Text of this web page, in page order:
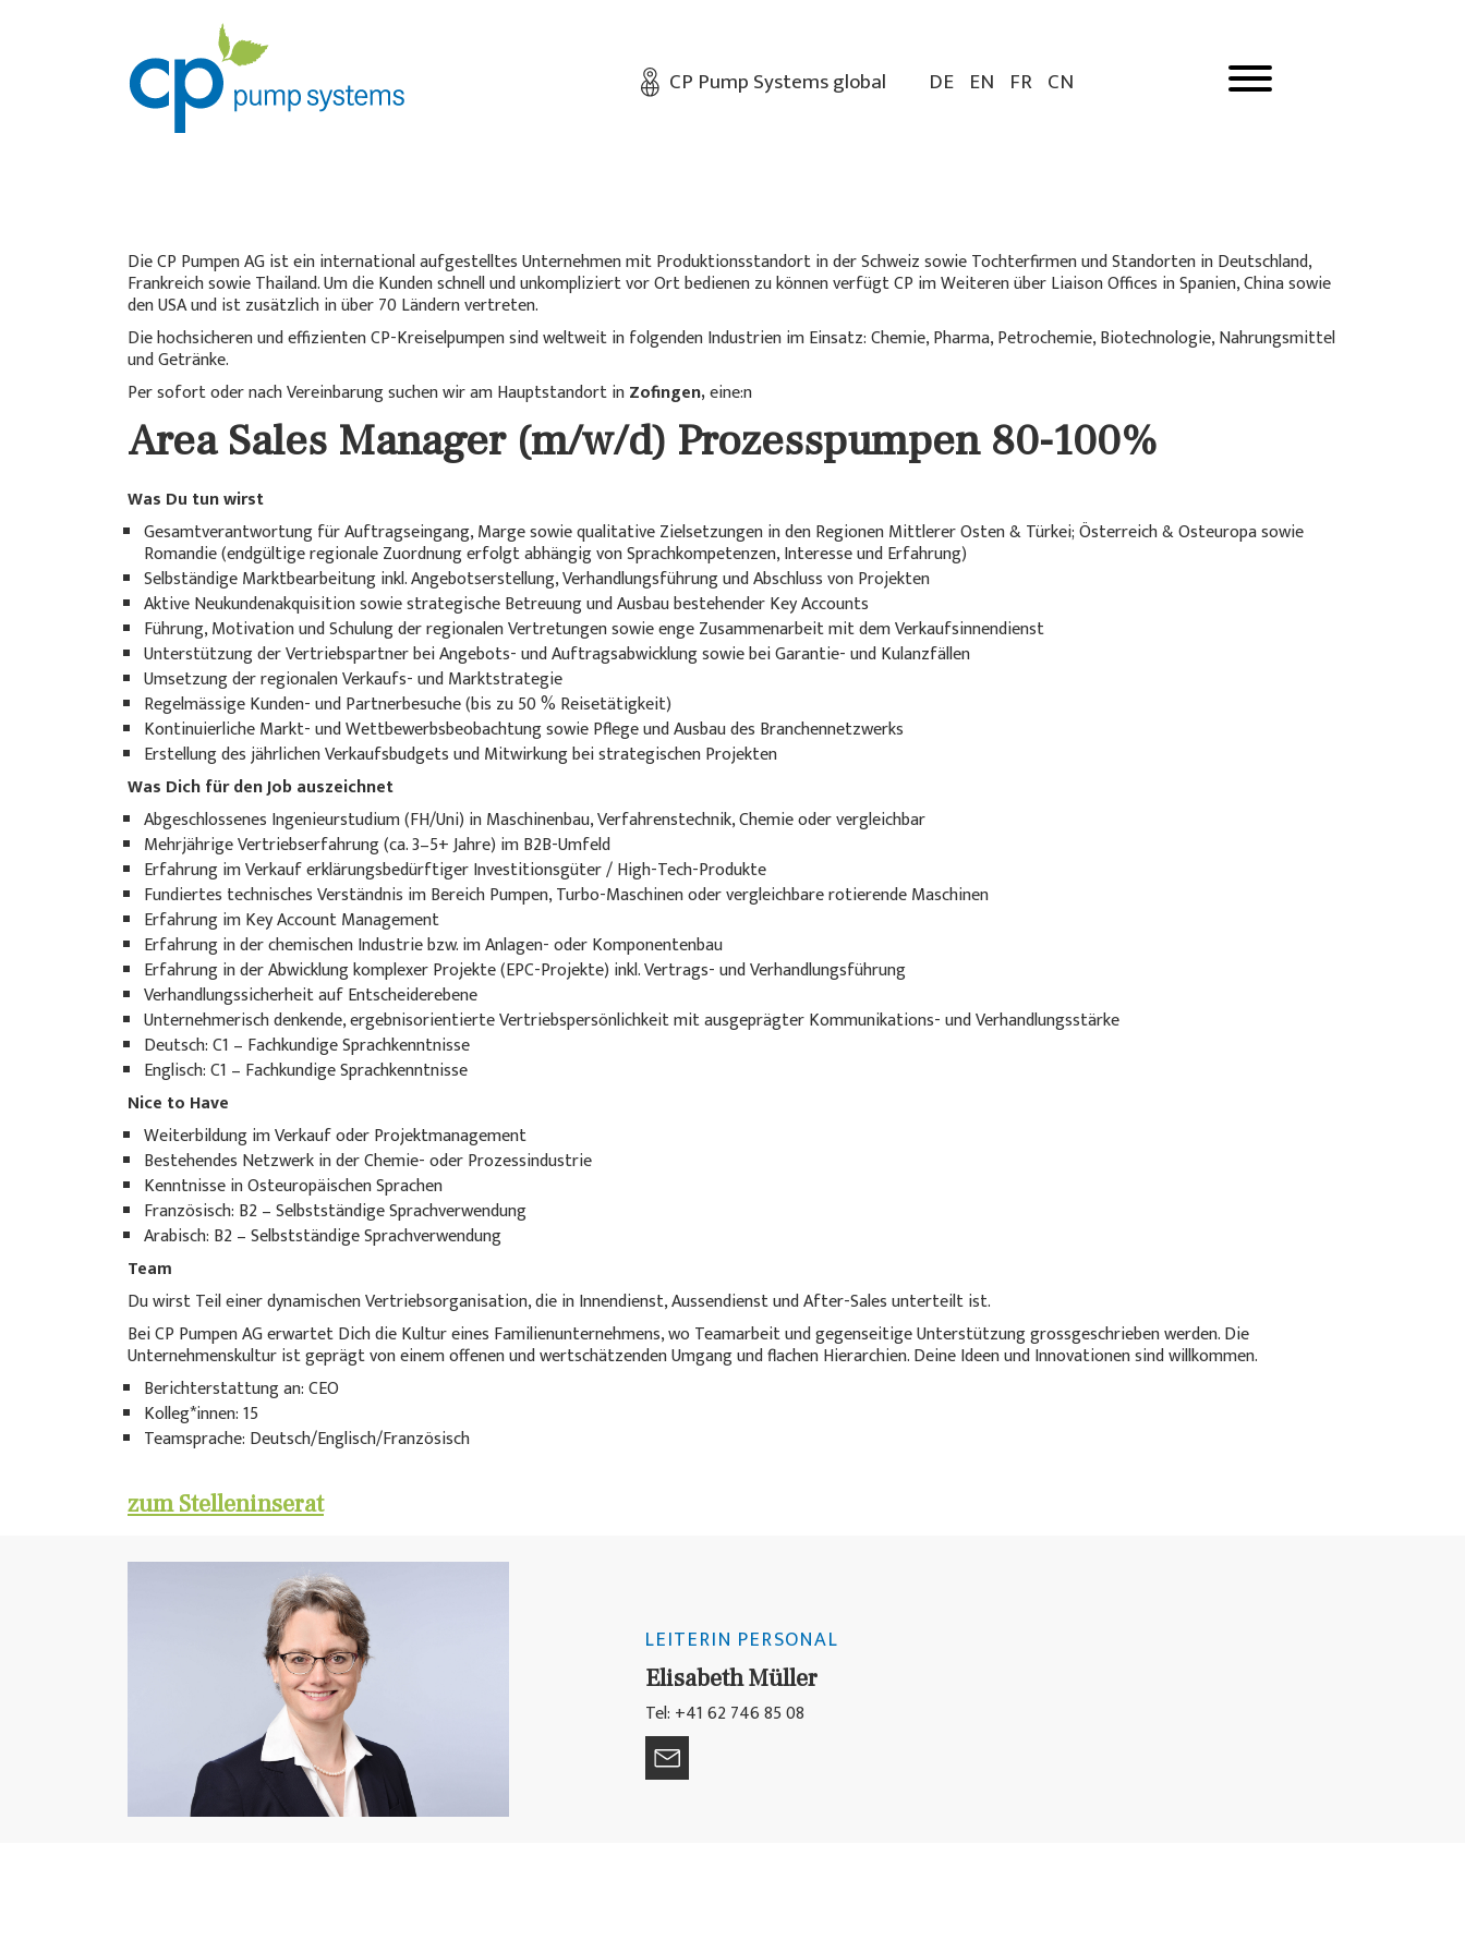
CP Pump Systems global DE EN FR CN
Die CP Pumpen AG ist ein international aufgestelltes Unternehmen mit Produktionsstandort in der Schweiz sowie Tochterfirmen und Standorten in Deutschland,
Frankreich sowie Thailand. Um die Kunden schnell und unkompliziert vor Ort bedienen zu können verfügt CP im Weiteren über Liaison Offices in Spanien, China sowie
den USA und ist zusätzlich in über 70 Ländern vertreten.
Die hochsicheren und effizienten CP-Kreiselpumpen sind weltweit in folgenden Industrien im Einsatz: Chemie, Pharma, Petrochemie, Biotechnologie, Nahrungsmittel
und Getränke.
Per sofort oder nach Vereinbarung suchen wir am Hauptstandort inZofingen,eine:n
Area Sales Manager (m/w/d) Prozesspumpen 80-100%
Was Du tun wirst
Gesamtverantwortung für Auftragseingang, Marge sowie qualitative Zielsetzungen in den Regionen Mittlerer Osten & Türkei; Österreich & Osteuropa sowie
Romandie (endgültige regionale Zuordnung erfolgt abhängig von Sprachkompetenzen, Interesse und Erfahrung)
Selbständige Marktbearbeitung inkl. Angebotserstellung, Verhandlungsführung und Abschluss von Projekten
Aktive Neukundenakquisition sowie strategische Betreuung und Ausbau bestehender Key Accounts
Führung, Motivation und Schulung der regionalen Vertretungen sowie enge Zusammenarbeit mit dem Verkaufsinnendienst
Unterstützung der Vertriebspartner bei Angebots- und Auftragsabwicklung sowie bei Garantie- und Kulanzfällen
Umsetzung der regionalen Verkaufs- und Marktstrategie
Regelmässige Kunden- und Partnerbesuche (bis zu 50 % Reisetätigkeit)
Kontinuierliche Markt- und Wettbewerbsbeobachtung sowie Pflege und Ausbau des Branchennetzwerks
Erstellung des jährlichen Verkaufsbudgets und Mitwirkung bei strategischen Projekten
Was Dich für den Job auszeichnet
Abgeschlossenes Ingenieurstudium (FH/Uni) in Maschinenbau, Verfahrenstechnik, Chemie oder vergleichbar
Mehrjährige Vertriebserfahrung (ca. 3–5+ Jahre) im B2B-Umfeld
Erfahrung im Verkauf erklärungsbedürftiger Investitionsgüter / High-Tech-Produkte
Fundiertes technisches Verständnis im Bereich Pumpen, Turbo-Maschinen oder vergleichbare rotierende Maschinen
Erfahrung im Key Account Management
Erfahrung in der chemischen Industrie bzw. im Anlagen- oder Komponentenbau
Erfahrung in der Abwicklung komplexer Projekte (EPC-Projekte) inkl. Vertrags- und Verhandlungsführung
Verhandlungssicherheit auf Entscheiderebene
Unternehmerisch denkende, ergebnisorientierte Vertriebspersönlichkeit mit ausgeprägter Kommunikations- und Verhandlungsstärke
Deutsch: C1 – Fachkundige Sprachkenntnisse
Englisch: C1 – Fachkundige Sprachkenntnisse
Nice to Have
Weiterbildung im Verkauf oder Projektmanagement
Bestehendes Netzwerk in der Chemie- oder Prozessindustrie
Kenntnisse in Osteuropäischen Sprachen
Französisch: B2 – Selbstständige Sprachverwendung
Arabisch: B2 – Selbstständige Sprachverwendung
Team
Du wirst Teil einer dynamischen Vertriebsorganisation, die in Innendienst, Aussendienst und After-Sales unterteilt ist.
Bei CP Pumpen AG erwartet Dich die Kultur eines Familienunternehmens, wo Teamarbeit und gegenseitige Unterstützung grossgeschrieben werden. Die
Unternehmenskultur ist geprägt von einem offenen und wertschätzenden Umgang und flachen Hierarchien. Deine Ideen und Innovationen sind willkommen.
Berichterstattung an: CEO
Kolleg*innen: 15
Teamsprache: Deutsch/Englisch/Französisch
zum Stelleninserat
LEITERIN PERSONAL
Elisabeth Müller
Tel: +41 62 746 85 08